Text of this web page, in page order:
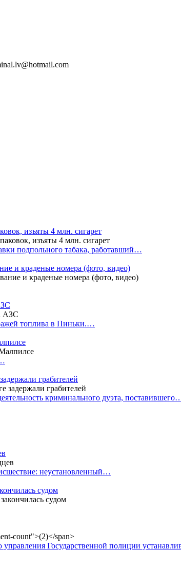
изъяты 4 млн. сигарет
подпольного табака, работавший…
и краденые номера (фото, видео)
топлива в Пиньки.…
грабителей
криминального дуэта,
неустановленный…
судом
Государственной полиции